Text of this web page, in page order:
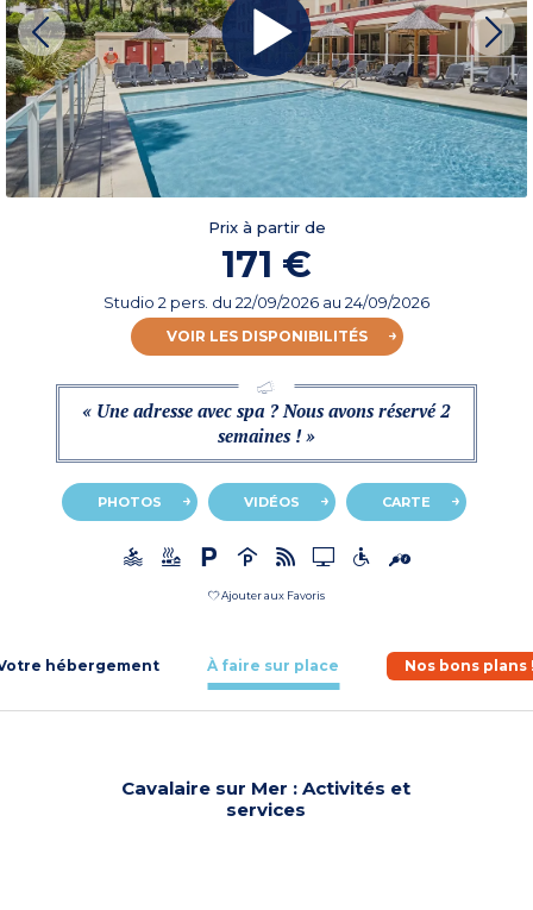
Prix à partir de
171 €
Studio 2 pers. du 22/09/2026 au 24/09/2026
VOIR LES DISPONIBILITÉS
« Une adresse avec spa ? Nous avons réservé 2
semaines ! »
PHOTOS VIDÉOS CARTE
Ajouter aux Favoris
hébergement À faire sur place Nos bons plans
Cavalaire sur Mer : Activités et
services